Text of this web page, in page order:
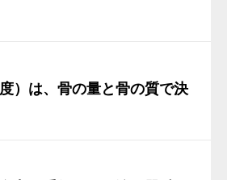
）は、骨の量と骨の質で決